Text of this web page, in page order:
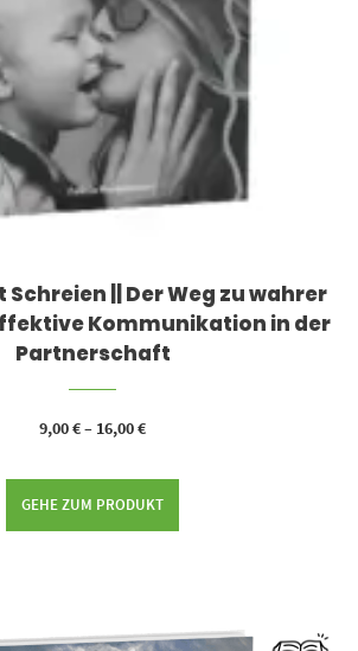
|| Der Weg zu wahrer
Kommunikation in der
Partnerschaft
9,00€– 16,00€
GEHE ZUM PRODUKT